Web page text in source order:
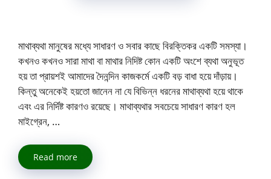
মাথাব্যথা মানুষের মধ্যে সাধারণ ও সবার কাছে বিরক্তিকর একটি সমস্যা।
কখনও কখনও সারা মাথা বা মাথার নিদিষ্ট কোন একটি অংশে ব্যথা অনুভূত
হয় তা প্রায়শই আমাদের দৈনন্দিন কাজকর্মে একটি বড় বাধা হয়ে দাঁড়ায়।
কিন্তু অনেকেই হয়তো জানেন না যে বিভিন্ন ধরনের মাথাব্যথা হয়ে থাকে
এবং এর নির্দিষ্ট কারণও রয়েছে। মাথাব্যথার সবচেয়ে সাধারণ কারণ হল
মাইগ্রেন, …
Read more